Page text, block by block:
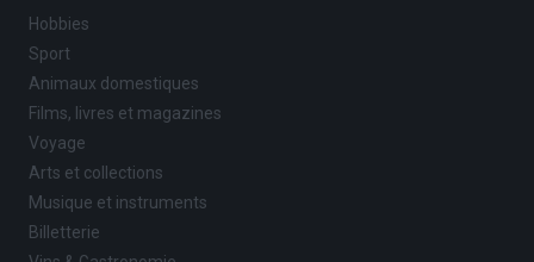
Hobbies
Sport
Animaux domestiques
Films, livres et magazines
Voyage
Arts et collections
Musique et instruments
Billetterie